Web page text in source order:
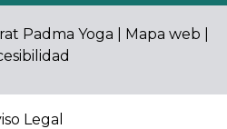
Padma Yoga | Mapa web
Legal